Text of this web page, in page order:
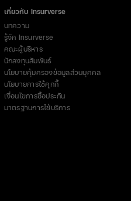
เกี่ยวกับ Insurverse
บทความ
รู้จัก Insurverse
คณะผู้บริหาร
นักลงทุนสัมพันธ์
นโยบายคุ้มครองข้อมูลส่วนบุคคล
นโยบายการใช้คุกกี้
เงื่อนไขการซื้อประกัน
มาตรฐานการใช้บริการ